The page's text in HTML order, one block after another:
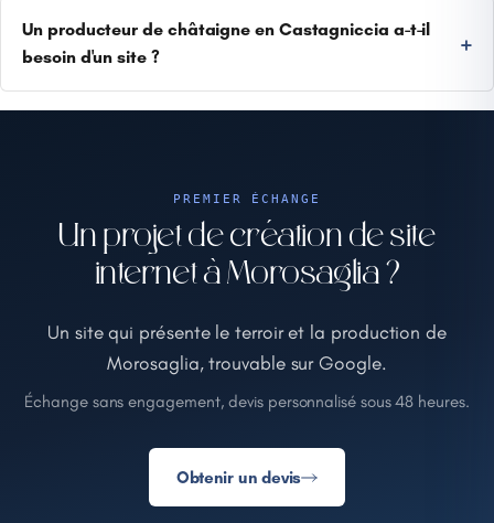
Un producteur de châtaigne en Castagniccia a-t-il
besoin d'un site ?
PREMIER ÉCHANGE
Un projet de création de site
internet à Morosaglia ?
Un site qui présente le terroir et la production de
Morosaglia, trouvable sur Google.
Échange sans engagement, devis personnalisé sous 48 heures.
Obtenir un devis